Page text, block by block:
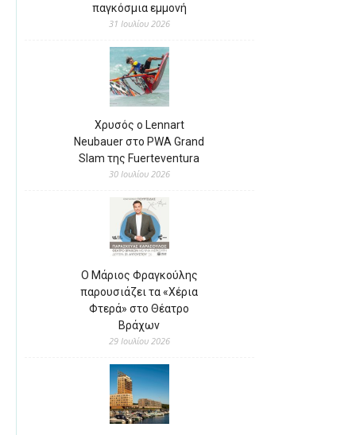
παγκόσμια εμμονή
31 Ιουλίου 2026
Χρυσός ο Lennart
Neubauer στο PWA Grand
Slam της Fuerteventura
30 Ιουλίου 2026
Ο Μάριος Φραγκούλης
παρουσιάζει τα «Χέρια
Φτερά» στο Θέατρο
Βράχων
29 Ιουλίου 2026